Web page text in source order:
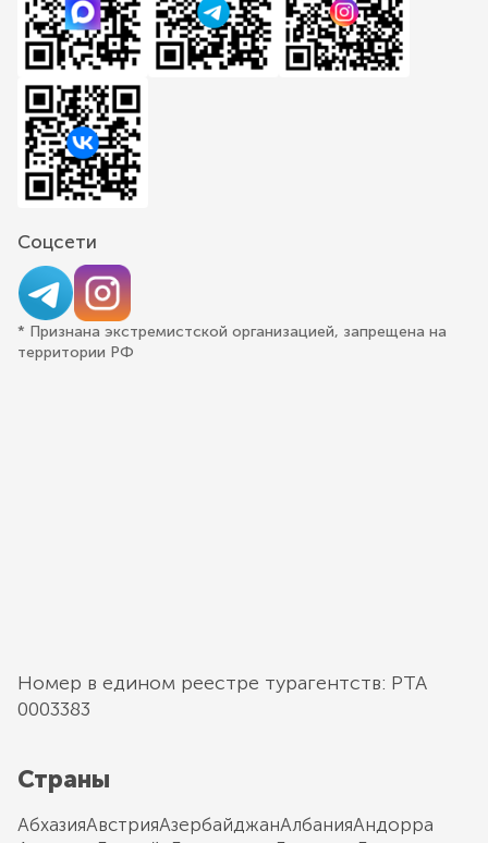
Соцсети
* Признана экстремистской организацией, запрещена на
территории РФ
Номер в едином реестре турагентств: РТА
0003383
Страны
АбхазияАвстрияАзербайджанАлбанияАндорра